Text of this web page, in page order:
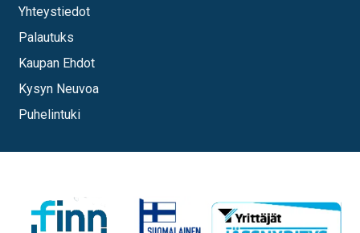
Yhteystiedot
Palautuks
Kaupan Ehdot
Kysyn Neuvoa
Puhelintuki